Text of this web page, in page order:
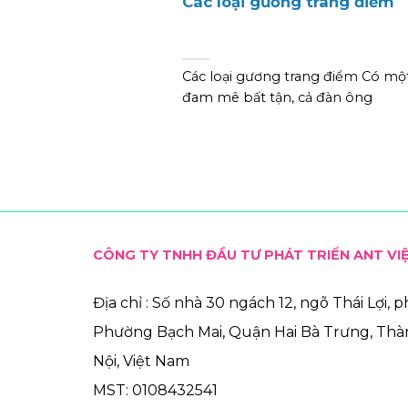
Các loại gương trang điểm Có
đam mê bất tận, cả đàn ông
CÔNG TY TNHH ĐẦU TƯ PHÁT TRIỂN ANT
Địa chỉ : Số nhà 30 ngách 12, ngõ Thái Lợi,
Phường Bạch Mai, Quận Hai Bà Trưng,
Nội, Việt Nam
MST: 0108432541